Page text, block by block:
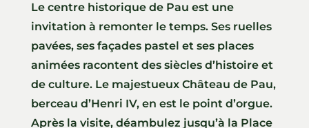
Le centre historique de Pau est une
invitation à remonter le temps. Ses ruelles
pavées, ses façades pastel et ses places
animées racontent des siècles d’histoire et
de culture. Le majestueux Château de Pau,
berceau d’Henri IV, en est le point d’orgue.
Après la visite, déambulez jusqu’à la Place